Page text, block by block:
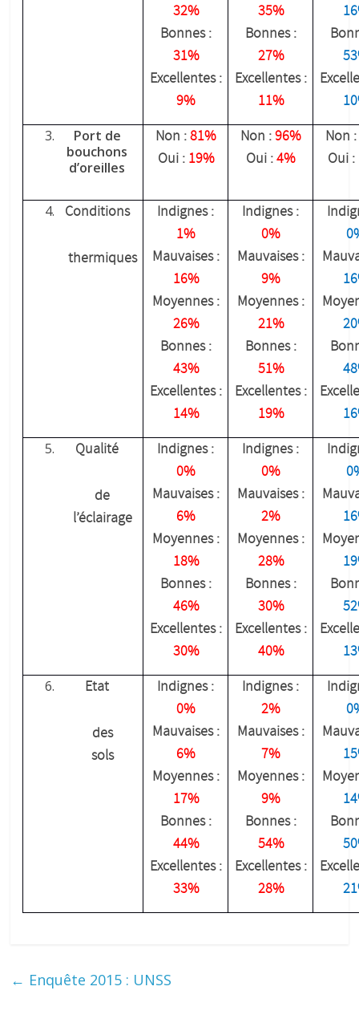
32%
Bonnes :
31%
Excellentes :
9%
35%
Bonnes :
27%
Excellentes :
11%
Port de
bouchons
d’oreilles
Non :81%
Oui : 19%
Non :96%
Oui :4%
Non
Oui :
Conditions
thermiques
Indignes :
1%
Mauvaises :
16%
Moyennes :
26%
Bonnes :
43%
Excellentes :
14%
Indignes :
0%
Mauvaises :
9%
Moyennes :
21%
Bonnes :
51%
Excellentes :
19%
Qualité
de
l’éclairage
Indignes :
0%
Mauvaises :
6%
Moyennes :
18%
Bonnes :
46%
Excellentes :
30%
Indignes :
0%
Mauvaises :
2%
Moyennes :
28%
Bonnes :
30%
Excellentes :
40%
Etat
des
sols
Indignes :
0%
Mauvaises :
6%
Moyennes :
17%
Bonnes :
44%
Excellentes :
33%
Indignes :
2%
Mauvaises :
7%
Moyennes :
9%
Bonnes :
54%
Excellentes :
28%
← Enquête 2015 : UNSS